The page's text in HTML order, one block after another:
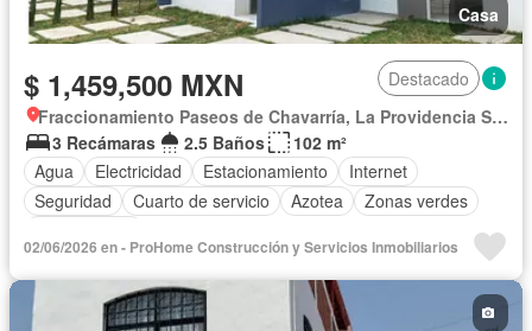
Casa
$ 1,459,500 MXN
Destacado
Fraccionamiento Paseos de Chavarría, La Providencia Siglo XXI
3 Recámaras
2.5 Baños
102 m²
Agua
Electricidad Estacionamiento
Internet
Seguridad
Cuarto de servicio Azotea
Zonas verdes
02/06/2026 en - ProHome Construcción y Servicios Inmobiliarios